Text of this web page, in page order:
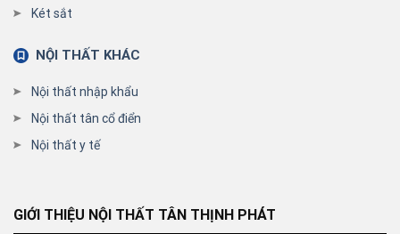
Két sắt
NỘI THẤT KHÁC
Nội thất nhập khẩu
Nội thất tân cổ điển
Nội thất y tế
GIỚI THIỆU NỘI THẤT TÂN THỊNH PHÁT